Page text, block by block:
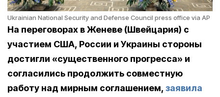
Ukrainian National Security and Defense Council press office via AP
На переговорах в Женеве (Швейцария) с
участием США, России и Украины стороны
достигли «существенного прогресса» и
согласились продолжить совместную
работу над мирным соглашением, заявила